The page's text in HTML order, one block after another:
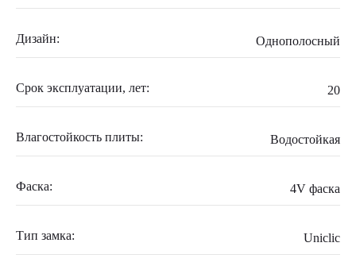
Дизайн: Однополосный
Срок эксплуатации, лет: 20
Влагостойкость плиты: Водостойкая
Фаска: 4V фаска
Тип замка: Uniclic